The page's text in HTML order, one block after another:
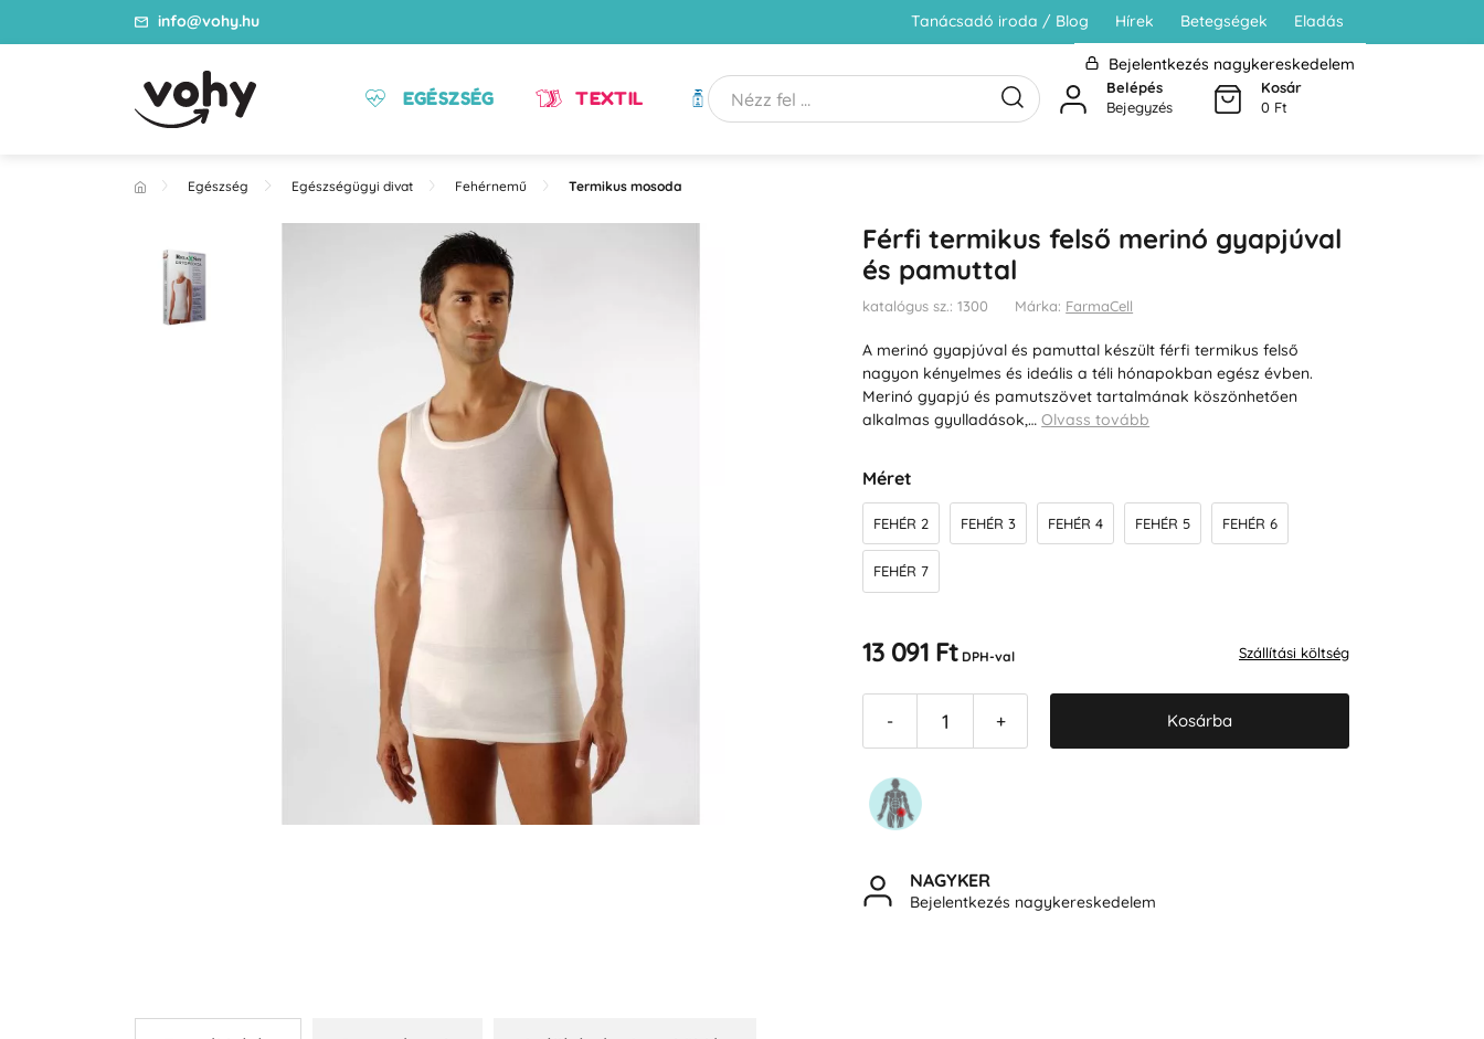
info@vohy.hu Tanácsadó iroda / Blog Hírek Betegségek Eladás
Bejelentkezés nagykereskedelem
EGÉSZSÉG TEXTIL HIGIÉNIA
Belépés
Bejegyzés
Kosár
0 Ft
Egészség Egészségügyi divat Fehérnemű Termikus mosoda
Férfi termikus felső merinó gyapjúval
és pamuttal
katalógus sz.: 1300 Márka: FarmaCell
A merinó gyapjúval és pamuttal készült férfi termikus felső
nagyon kényelmes és ideális a téli hónapokban egész évben.
Merinó gyapjú és pamutszövet tartalmának köszönhetően
alkalmas gyulladások,…Olvass tovább
Méret
FEHÉR 2 FEHÉR 3 FEHÉR 4 FEHÉR 5 FEHÉR 6
FEHÉR 7
13 091 Ft DPH-val Szállítási költség
- + Kosárba
NAGYKER
Bejelentkezés nagykereskedelem